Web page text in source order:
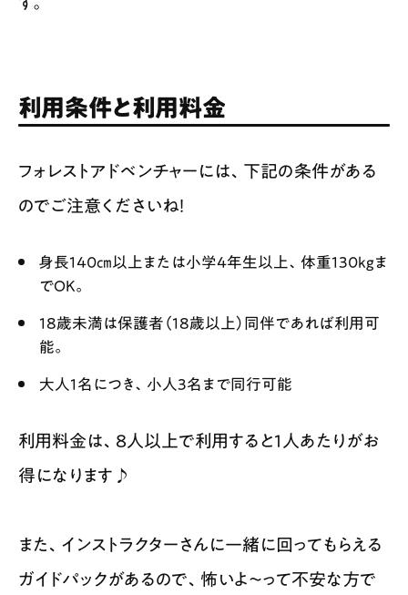
利用条件と利用料金
フォレストアドベンチャーには、下記の条件がある
のでご注意くださいね！
身長140㎝以上または小学4年生以上、体重130kgま
でOK。
18歳未満は保護者（18歳以上）同伴であれば利用可
能。
大人1名につき、小人3名まで同行可能
利用料金は、8人以上で利用すると1人あたりがお
得になります♪
また、インストラクターさんに一緒に回ってもらえる
ガイドパックがあるので、怖いよ〜って不安な方で